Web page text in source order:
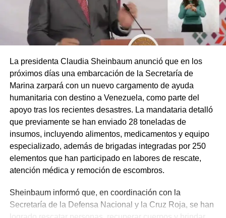
La presidenta Claudia Sheinbaum anunció que en los
próximos días una embarcación de la Secretaría de
Marina zarpará con un nuevo cargamento de ayuda
humanitaria con destino a Venezuela, como parte del
apoyo tras los recientes desastres. La mandataria detalló
que previamente se han enviado 28 toneladas de
insumos, incluyendo alimentos, medicamentos y equipo
especializado, además de brigadas integradas por 250
elementos que han participado en labores de rescate,
atención médica y remoción de escombros.
Sheinbaum informó que, en coordinación con la
Secretaría de la Defensa Nacional y la Cruz Roja, se han